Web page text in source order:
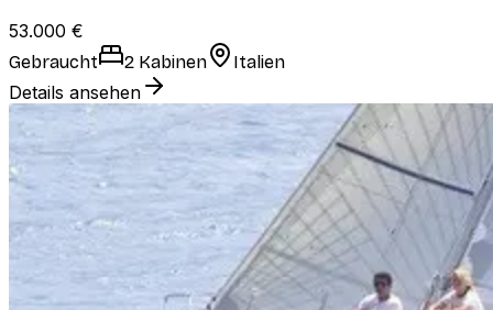
53.000 €
Gebraucht 2 Kabinen Italien
Details ansehen